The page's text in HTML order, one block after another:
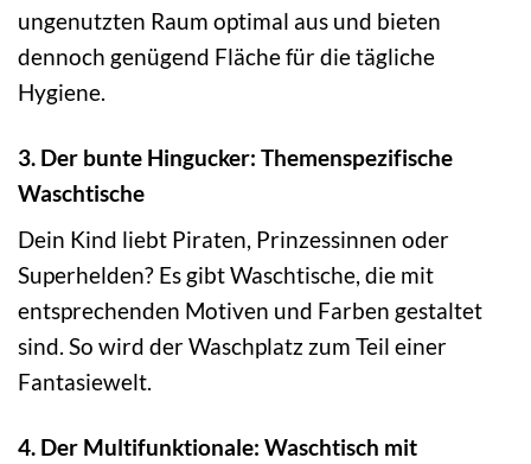
ungenutzten Raum optimal aus und bieten
dennoch genügend Fläche für die tägliche
Hygiene.
3. Der bunte Hingucker: Themenspezifische
Waschtische
Dein Kind liebt Piraten, Prinzessinnen oder
Superhelden? Es gibt Waschtische, die mit
entsprechenden Motiven und Farben gestaltet
sind. So wird der Waschplatz zum Teil einer
Fantasiewelt.
4. Der Multifunktionale: Waschtisch mit